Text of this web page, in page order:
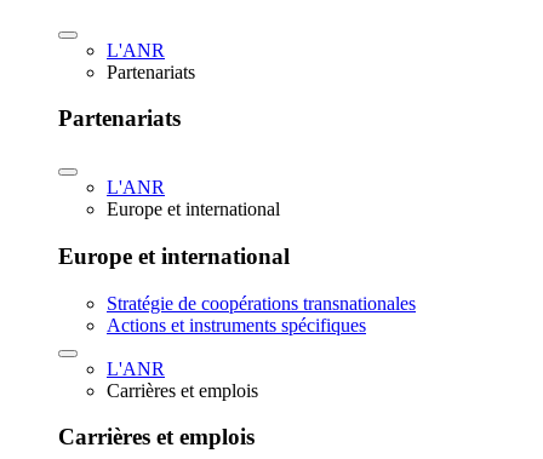
L'ANR
Partenariats
Partenariats
L'ANR
Europe et international
Europe et international
Stratégie de coopérations transnationales
Actions et instruments spécifiques
L'ANR
Carrières et emplois
Carrières et emplois